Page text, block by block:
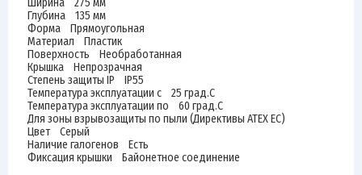
Ширина 275 мм
Глубина 135 мм
Форма Прямоугольная
Материал Пластик
Поверхность Необработанная
Крышка Непрозрачная
Степень защиты IP IP55
Температура эксплуатации с 25 град.C
Температура эксплуатации по 60 град.C
Для зоны взрывозащиты по пыли (Директивы ATEX ЕС)
Цвет Серый
Наличие галогенов Есть
Фиксация крышки Байонетное соединение